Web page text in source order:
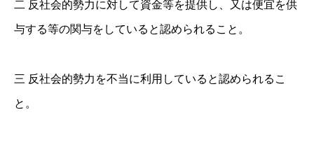
二 反社会的勢力に対して資金等を提供し、又は便宜を供
与する等の関与をしていると認められること。
三 反社会的勢力を不当に利用していると認められるこ
と。